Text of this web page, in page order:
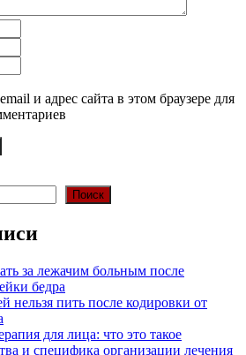
и адрес сайта в этом браузере для
Поиск
за лежачим больным после
бедра
нельзя пить после кодировки от
для лица: что это такое
и специфика организации лечения